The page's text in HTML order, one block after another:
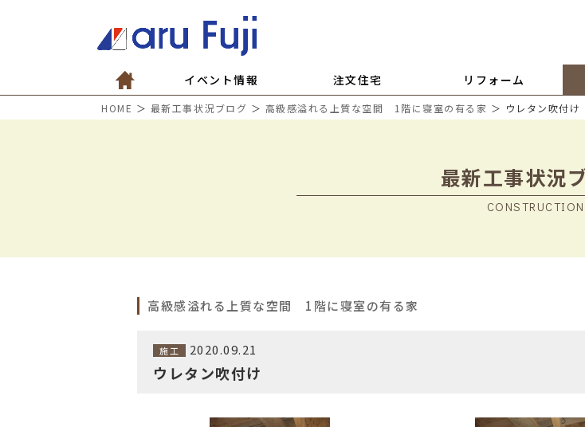
イベント情報 注文住宅 リフォーム
HOME ＞ 最新工事状況ブログ ＞ 高級感溢れる上質な空間 1階に寝室の有る家 ＞ ウレタン吹付け
最新工事状況
CONSTRUCTION
高級感溢れる上質な空間 1階に寝室の有る家
施工 2020.09.21
ウレタン吹付け